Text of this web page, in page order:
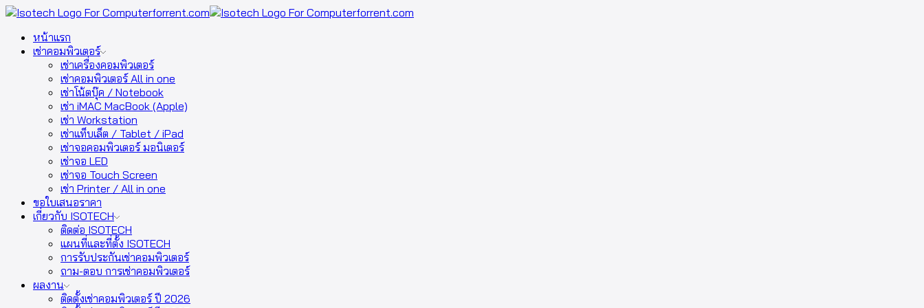
หน้าแรก
เช่าคอมพิวเตอร์
เช่าเครื่องคอมพิวเตอร์
เช่าคอมพิวเตอร์ All in one
เช่าโน้ตบุ๊ค / Notebook
เช่า iMAC MacBook (Apple)
เช่า Workstation
เช่าแท็บเล็ต / Tablet / iPad
เช่าจอคอมพิวเตอร์ มอนิเตอร์
เช่าจอ LED
เช่าจอ Touch Screen
เช่า Printer / All in one
ขอใบเสนอราคา
เกี่ยวกับ ISOTECH
ติดต่อ ISOTECH
แผนที่และที่ตั้ง ISOTECH
การรับประกันเช่าคอมพิวเตอร์
ถาม-ตอบ การเช่าคอมพิวเตอร์
ผลงาน
ติดตั้งเช่าคอมพิวเตอร์ ปี 2026